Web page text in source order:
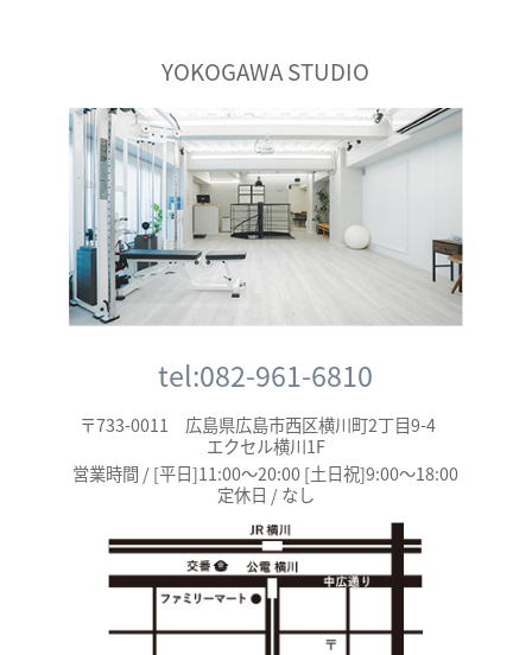
YOKOGAWA STUDIO
tel:082-961-6810
〒733-0011 広島県広島市西区横川町2丁目9-4
エクセル横川1F
営業時間 / [平日]11:00～20:00 [土日祝]9:00～18:00
定休日 / なし